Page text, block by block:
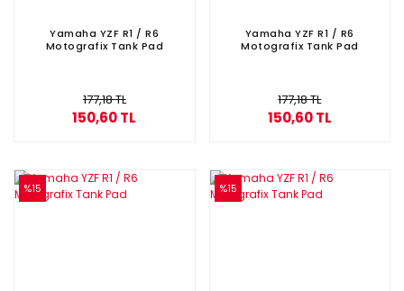
Yamaha YZF R1 / R6
Motografix Tank Pad
177,18 TL
150,60 TL
Yamaha YZF R1 / R6
Motografix Tank Pad
177,18 TL
150,60 TL
%15 %15